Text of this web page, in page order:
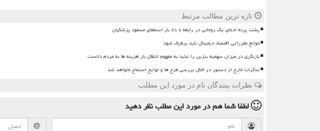
تازه ترین مطالب مرتبط
پشت پرده ادعای یک روحانی در رابطه با ۲۸ بار استعفای مسعود پزشکیان
موانع مقرراتی اقتصاد دیجیتال باید برطرف شود
بازنگری در میزان سهمیه بنزین را نباید به مفهوم انتقال بار هزینه ها به مردم دانست
تذکرات خارج از دستور در خلال بررسی طرح ها و لوایح استماع نخواهد شد
نظرات بینندگان نام در مورد این مطلب
لطفا شما همدر مورد این مطلبنظر دهید